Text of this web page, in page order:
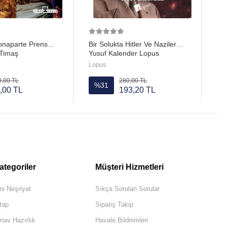
Prens
TL
TL
Bir Solukta Hitler Ve Naziler
Yusuf Kalender Lopus
Lopus
%31
280,00 TL
193,20 TL
Neşriyat
Hazırlık
Müşteri Hizmetleri
Sıkça Sorulan Sorular
Sipariş Takip
Havale Bildirimleri